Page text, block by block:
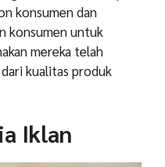
konsumen dan
konsumen untuk
mereka telah
kualitas produk
Iklan